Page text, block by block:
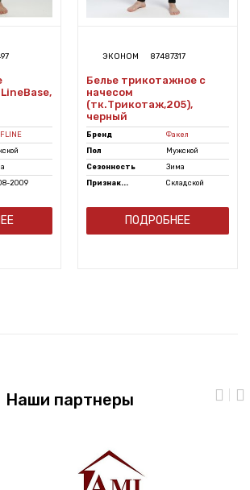
2009
ЭКОНОМ 87487317
Белье трикотажное с
начесом
(тк.Трикотаж,205),
черный
Бренд
Факел
Пол
Мужской
Сезонность
Зима
Признак...
Складской
ПОДРОБНЕЕ
Наши партнеры